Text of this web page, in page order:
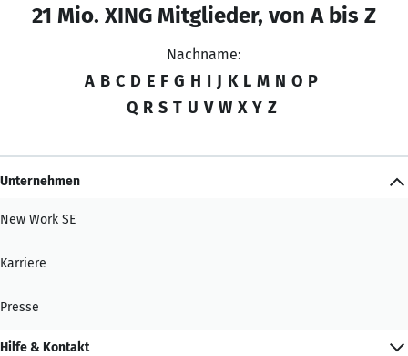
21 Mio. XING Mitglieder, von A bis Z
Nachname:
A B C D E F G H I J K L M N O P
Q R S T U V W X Y Z
Unternehmen
New Work SE
Karriere
Presse
Hilfe & Kontakt